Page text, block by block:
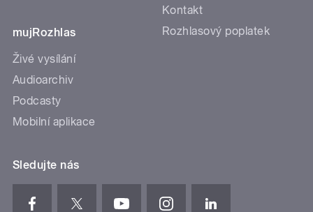
mujRozhlas
Živé vysílání
Audioarchiv
Podcasty
Mobilní aplikace
Kontakt
Rozhlasový poplatek
Sledujte nás